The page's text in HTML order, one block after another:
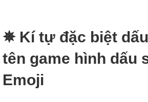
✵ Kí tự đặc biệt
tên game hình dấu
Emoji